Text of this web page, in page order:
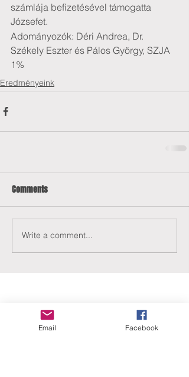
számlája befizetésével támogatta
Józsefet.
Adományozók: Déri Andrea, Dr.
Székely Eszter és Pálos György, SZJA
1%
Eredményeink
Comments
Write a comment...
Email Facebook